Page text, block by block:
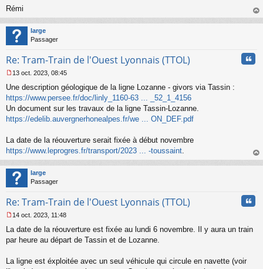
Rémi
au
large
Passager
Re: Tram-Train de l'Ouest Lyonnais (TTOL)
e
s
s
g
n
o
n
l
u
13 oct. 2023, 08:45
Une description géologique de la ligne Lozanne - givors via Tassin :
https://www.persee.fr/doc/linly_1160-63 ... _52_1_4156
Un document sur les travaux de la ligne Tassin-Lozanne.
https://edelib.auvergnerhonealpes.fr/we ... ON_DEF.pdf
La date de la réouverture serait fixée à début novembre
https://www.leprogres.fr/transport/2023 ... -toussaint.
au
large
Passager
Re: Tram-Train de l'Ouest Lyonnais (TTOL)
e
s
g
14 oct. 2023, 11:48
La date de la réouverture est fixée au lundi 6 novembre. Il y aura un train
par heure au départ de Tassin et de Lozanne.
La ligne est éxploitée avec un seul véhicule qui circule en navette (voir